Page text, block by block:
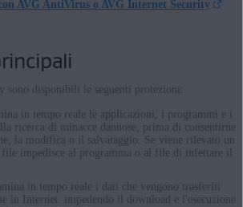
AVG AntiVirus o AVG Internet Security
sono disponibili le seguenti protezioni:
in tempo reale le applicazioni, i programmi e i
ricerca di minacce dannose, prima di consentirne
la modifica o il salvataggio. Se viene rilevato un
impedisce al programma o al file di infettare il
in tempo reale i dati che vengono trasferiti
in Internet. impedendo il download e l'esecuzione